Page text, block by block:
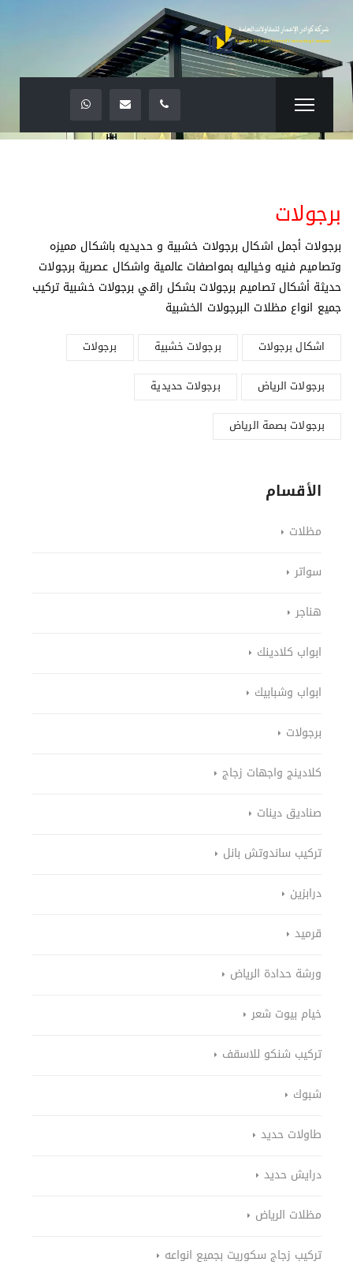
برجولات
برجولات أجمل اشكال برجولات خشبية و حديديه باشكال مميزه
وتصاميم فنيه وخياليه بمواصفات عالمية واشكال عصرية برجولات
حديثة أشكال تصاميم برجولات بشكل راقي برجولات خشبية تركيب
جميع انواع مظلات البرجولات الخشبية
برجولات برجولات خشبية
اشكال برجولات
برجولات حديدية
برجولات الرياض
برجولات بصمة الرياض
الأقسام
مظلات
سواتر
هناجر
ابواب كلادينك
ابواب وشبابيك
برجولات
كلادينج واجهات زجاج
صناديق دينات
تركيب ساندوتش بانل
درابزين
قرميد
ورشة حدادة الرياض
خيام بيوت شعر
تركيب شنكو للاسقف
شبوك
طاولات حديد
درايش حديد
مظلات الرياض
تركيب زجاج سكوريت بجميع انواعه